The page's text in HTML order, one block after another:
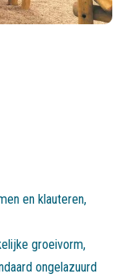
en klauteren,
groeivorm,
ongelazuurd